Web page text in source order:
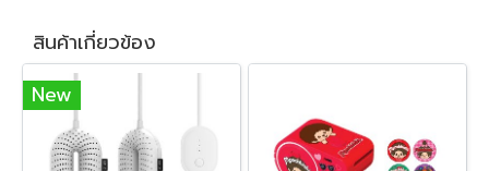
สินค้าเกี่ยวข้อง
New